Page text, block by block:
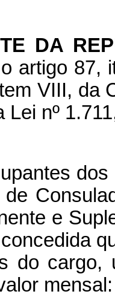
DA
artigo 87,
VIII, da
Lei nº
e
do cargo,
mensal: